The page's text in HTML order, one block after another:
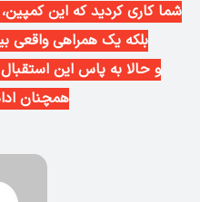
شما کاری کردید که این
بلکه یک همراهی واقعی
و حالا به پاس این
همچنان